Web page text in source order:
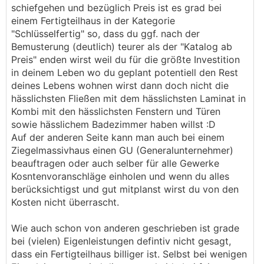
Walmdach - kostet mit Fundamentplatte, LWP
und schlüsselfertig ca 350.000 ...ohne Extras.
Klar, die Raumaufteilung ist halt nicht genau so
wie ich es möchte usw. aber dafür evtl. weniger
Sorgen und ein sichereres Budget.
Ich bin kein großer Bauexperte der sich bei den
einzelnen Gewerken auskennt und genau weiß
was wie wo und wann geplant werden muss oder
zu erfolgen hat. Was würdet ihr an meiner Stelle
tun?
schiefgehen und bezüglich Preis ist es grad bei
einem Fertigteilhaus in der Kategorie
"Schlüsselfertig" so, dass du ggf. nach der
Bemusterung (deutlich) teurer als der "Katalog ab
Preis" enden wirst weil du für die größte Investition
in deinem Leben wo du geplant potentiell den Rest
deines Lebens wohnen wirst dann doch nicht die
hässlichsten Fließen mit dem hässlichsten Laminat in
Kombi mit den hässlichsten Fenstern und Türen
sowie hässlichem Badezimmer haben willst :D
Auf der anderen Seite kann man auch bei einem
Ziegelmassivhaus einen GU (Generalunternehmer)
beauftragen oder auch selber für alle Gewerke
Kosntenvoranschläge einholen und wenn du alles
berücksichtigst und gut mitplanst wirst du von den
Kosten nicht überrascht.
Wie auch schon von anderen geschrieben ist grade
bei (vielen) Eigenleistungen defintiv nicht gesagt,
dass ein Fertigteilhaus billiger ist. Selbst bei wenigen